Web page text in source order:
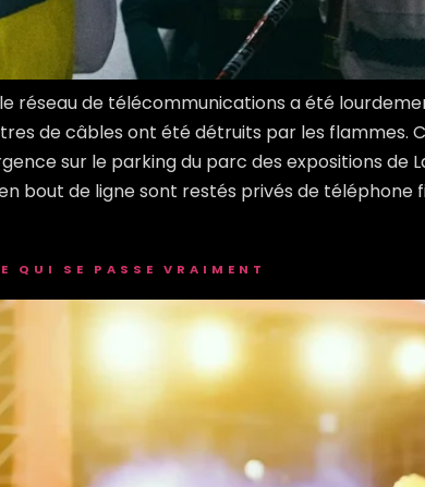
réseau de télécommunications a été
de câbles ont été détruits par les flammes.
sur le parking du parc des expositions
bout de ligne sont restés privés de téléphone
QUI SE PASSE VRAIMENT